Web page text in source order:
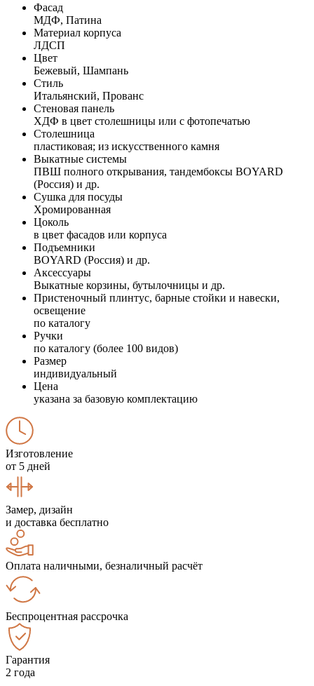
Фасад
МДФ, Патина
Материал корпуса
ЛДСП
Цвет
Бежевый, Шампань
Стиль
Итальянский, Прованс
Стеновая панель
ХДФ в цвет столешницы или с фотопечатью
Столешница
пластиковая; из искусственного камня
Выкатные системы
ПВШ полного открывания, тандембоксы BOYARD
(Россия) и др.
Сушка для посуды
Хромированная
Цоколь
в цвет фасадов или корпуса
Подъемники
BOYARD (Россия) и др.
Аксессуары
Выкатные корзины, бутылочницы и др.
Пристеночный плинтус, барные стойки и навески,
освещение
по каталогу
Ручки
по каталогу (более 100 видов)
Размер
индивидуальный
Цена
указана за базовую комплектацию
Изготовление
от 5 дней
Замер, дизайн
и доставка бесплатно
Оплата наличными, безналичный расчёт
Беспроцентная рассрочка
Гарантия
2 года